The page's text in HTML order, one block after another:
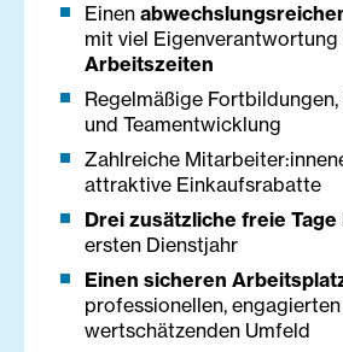
Einen
mit viel Eigenverantwortung
Arbeitszeiten
Regelmäßige
und Teamentwicklung
Zahlreiche
attraktive Einkaufsrabatte
Drei zusätzliche freie Tage
ersten Dienstjahr
Einen sicheren
professionellen,
wertschätzenden Umfeld